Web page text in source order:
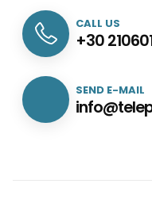
CALL US
+30
SEND E-MAIL